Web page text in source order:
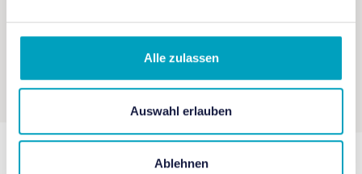
Alle zulassen
Auswahl erlauben
Ablehnen